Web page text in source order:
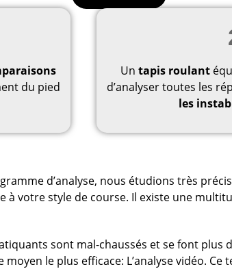
du pied
Un tapis roulant
d’analyser toutes les
les
d’analyse, nous étudions très
votre style de course. Il existe une
sont mal-chaussés et se font plus
le plus efficace: L’analyse vidéo.